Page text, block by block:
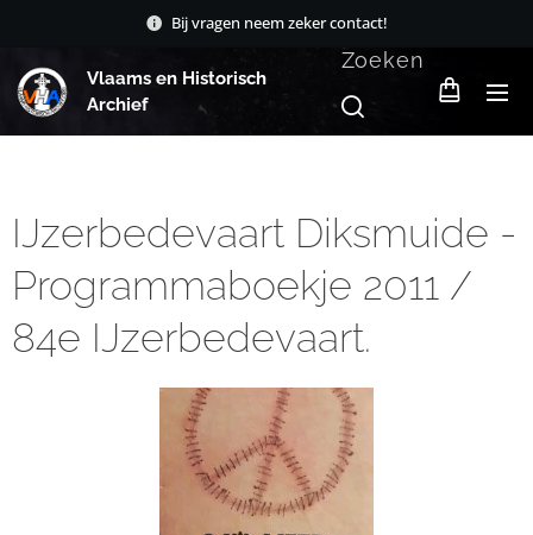
Bij vragen neem zeker contact!
Vlaams en Historisch
Archief
Zoeken
IJzerbedevaart Diksmuide -
Programmaboekje 2011 /
84e IJzerbedevaart.